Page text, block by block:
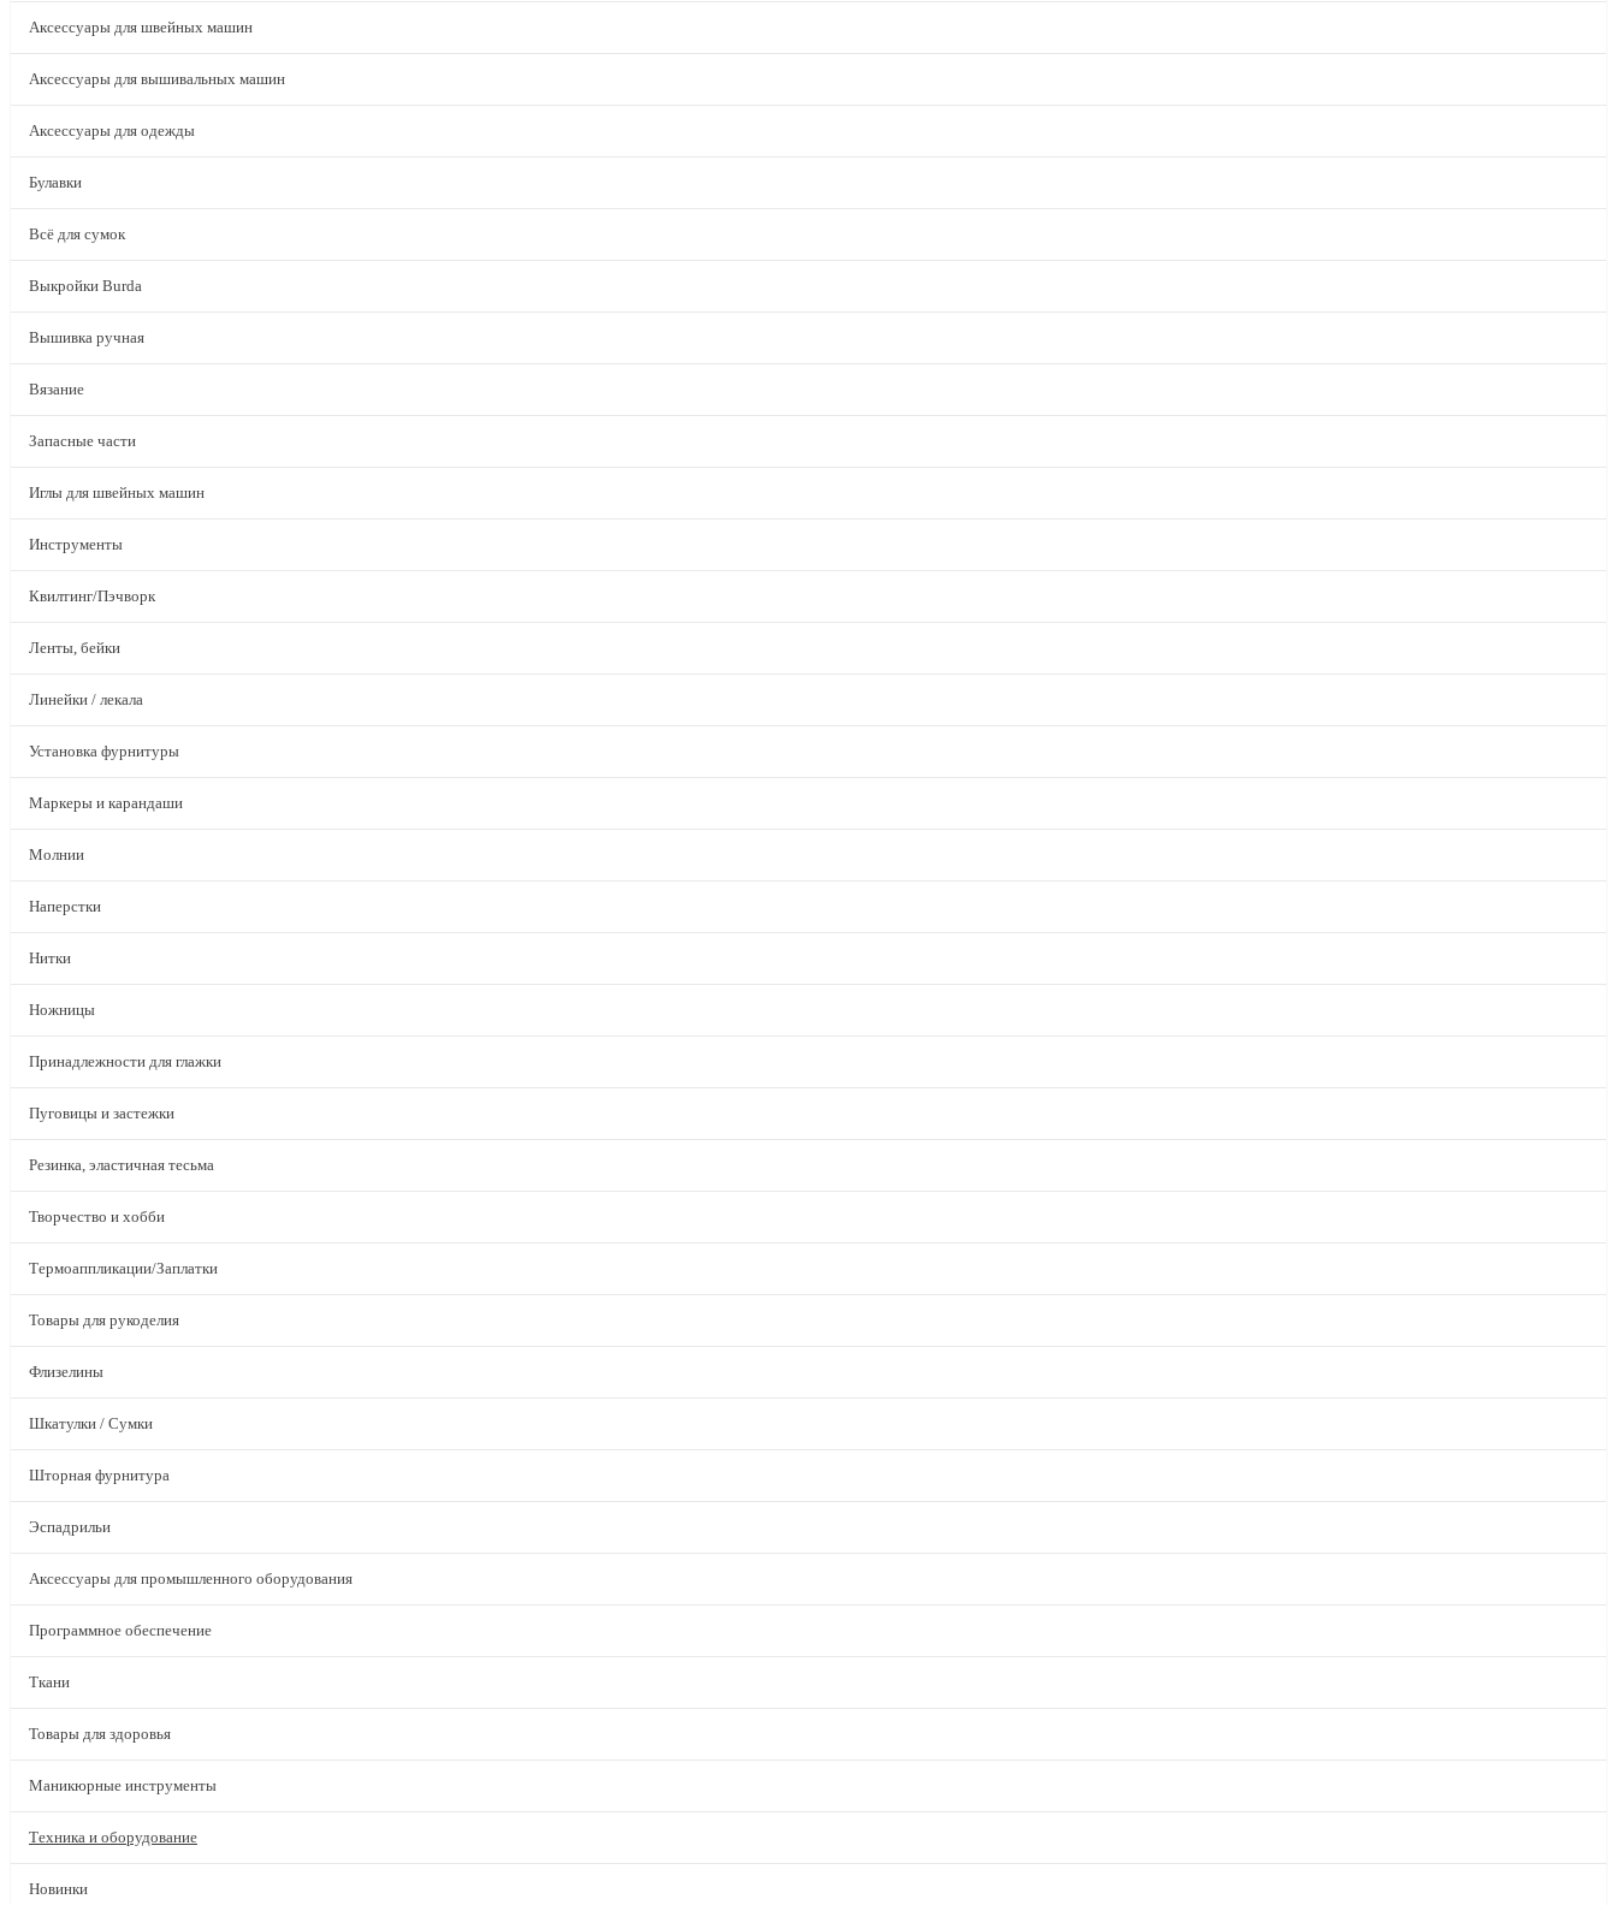
Аксессуары для швейных машин
Аксессуары для вышивальных машин
Аксессуары для одежды
Булавки
Всё для сумок
Выкройки Burda
Вышивка ручная
Вязание
Запасные части
Иглы для швейных машин
Инструменты
Квилтинг/Пэчворк
Ленты, бейки
Линейки / лекала
Установка фурнитуры
Маркеры и карандаши
Молнии
Наперстки
Нитки
Ножницы
Принадлежности для глажки
Пуговицы и застежки
Резинка, эластичная тесьма
Творчество и хобби
Термоаппликации/Заплатки
Товары для рукоделия
Флизелины
Шкатулки / Сумки
Шторная фурнитура
Эспадрильи
Аксессуары для промышленного оборудования
Программное обеспечение
Ткани
Товары для здоровья
Маникюрные инструменты
Техника и оборудование
Новинки